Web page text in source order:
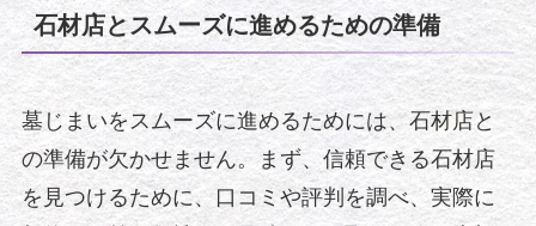
石材店とスムーズに進めるための準備
墓じまいをスムーズに進めるためには、石材店と
の準備が欠かせません。まず、信頼できる石材店
を見つけるために、口コミや評判を調べ、実際に